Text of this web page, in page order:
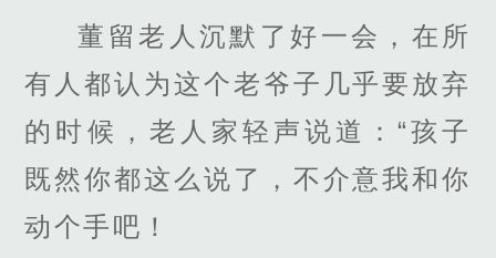
董留老人沉默了好一会，在所
有人都认为这个老爷子几乎要放弃
的时候，老人家轻声说道：“孩子
既然你都这么说了，不介意我和你
动个手吧！